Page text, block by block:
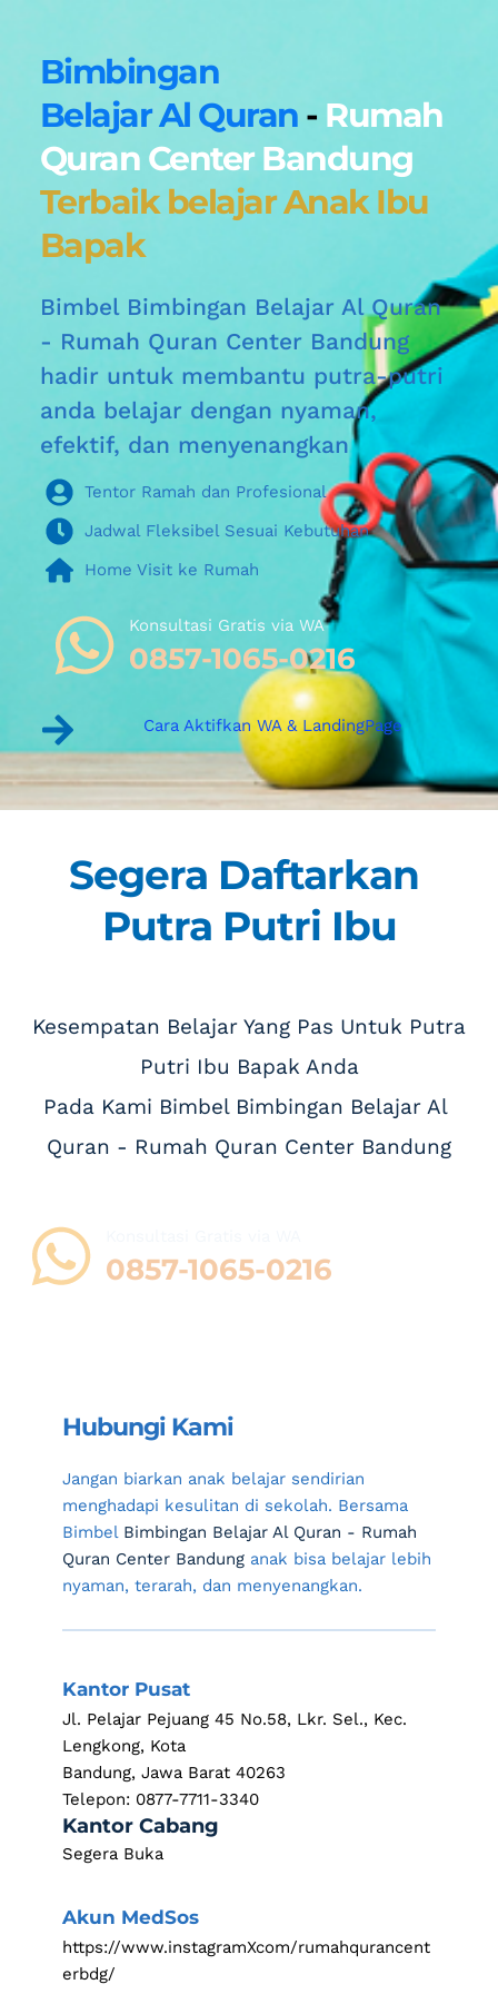
Bimbingan
Belajar Al Quran - Rumah
Terbaik belajar Anak Ibu
Bapak
Bimbel Bimbingan Belajar Al Quran
- Rumah Quran Center Bandung
hadir untuk membantu putra-putri
anda belajar dengan nyaman,
efektif, dan menyenangkan
Tentor Ramah dan Profesional
Jadwal Fleksibel Sesuai Kebutuhan
Home Visit ke Rumah
Konsultasi Gratis via WA
0857-1065-0216
Cara Aktifkan WA & LandingPage
Segera Daftarkan
Putra Putri Ibu
Putri Ibu Bapak Anda
Pada Kami Bimbel Bimbingan Belajar Al
Quran - Rumah Quran Center Bandung
0857-1065-0216
Hubungi Kami
Jangan biarkan anak belajar sendirian
menghadapi kesulitan di sekolah. Bersama
Bimbel Bimbingan Belajar Al Quran - Rumah
Quran Center Bandung anak bisa belajar lebih
nyaman, terarah, dan menyenangkan.
Kantor Pusat
Jl. Pelajar Pejuang 45 No.58, Lkr. Sel., Kec.
Lengkong, Kota
Bandung, Jawa Barat 40263
Telepon: 0877-7711-3340
Kantor Cabang
Segera Buka
Akun MedSos
https://www.instagramXcom/rumahqurancent
erbdg/